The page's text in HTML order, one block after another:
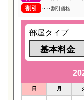
割引 ‥‥割引価格